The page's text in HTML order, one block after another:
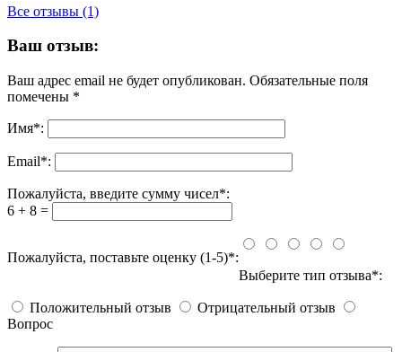
Все отзывы (1)
Ваш отзыв:
Ваш адрес email не будет опубликован. Обязательные поля
помечены *
Имя*:
Email*:
Пожалуйста, введите сумму чисел*:
6 + 8 =
Пожалуйста, поставьте оценку (1-5)*:
Выберите тип отзыва*:
Положительный отзыв
Отрицательный отзыв
Вопрос